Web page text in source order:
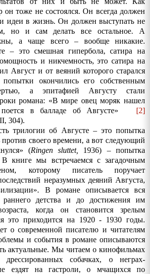
он тоже не состоялся.Он всегда должен
идеи в жизнь. Он должен выступать не
но и сам делать все остальное. А
, а чаще всего– вообще никакие.
– это смешная гипербола, сатира на
и никчемность, это сатира на
Август и от веяний которого старался
попытки окончились его собственным
а эпитафией Августу стали
романа: «В мире овец моряк нашел
поется в балладе об Августе»
[2]
304).
трилогии об Августе – это попытка
своего времени, а вот следующий
(Ringen sluttet, 1936) – попытка
В книге мы встречаемся с загадочным
которому писатель поручает
неразумных деяний Августа,
В романе описывается вся
детства и до достижения им
когда он становится зрелым
это приходится на 1920 - 1930 годы.
о современной писателю и читателям
и события в романе описываются
актуальные. Мы читаем о кинофильмах
собачках, о неграх-
ездят на гастроли, о мчащихся по